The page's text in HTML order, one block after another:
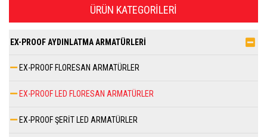
ÜRÜN KATEGORILERI
EX-PROOF AYDINLATMA ARMATÜRLERİ
EX-PROOF FLORESAN ARMATÜRLER
EX-PROOF LED FLORESAN ARMATÜRLER
EX-PROOF ŞERİT LED ARMATÜRLER